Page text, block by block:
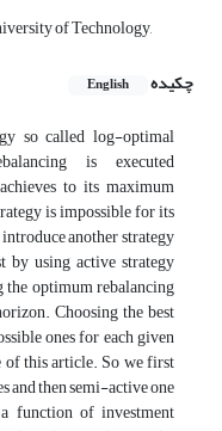
of Technology,
چکیده
English
so called log-optimal
is executed
to its maximum
is impossible for its
another strategy
using active strategy
the optimum rebalancing
Choosing the best
ones for each given
of this article. So we first
and then semi-active one
function of investment